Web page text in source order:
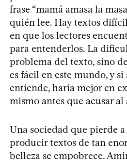
frase “mamá amasa la
quién lee. Hay textos
en que los lectores
para entenderlos. La
problema del texto, sino
es fácil en este mundo, y
entiende, haría mejor en
mismo antes que acusar al
Una sociedad que pierde
producir textos de tan
belleza se empobrece.